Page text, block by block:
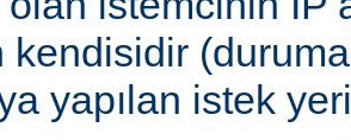
kendisidir (duruma
yapılan istek